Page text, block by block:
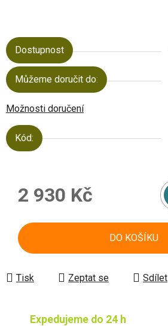
Dostupnost
Můžeme doručit do:
Možnosti doručení
Kód:
2 930 Kč
DO KOŠÍKU
Tisk Zeptat se Sdílet
Expedujeme do 24 h